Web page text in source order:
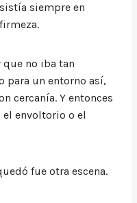
siempre en
que no iba tan
para un entorno así,
cercanía. Y entonces
envoltorio o el
fue otra escena.